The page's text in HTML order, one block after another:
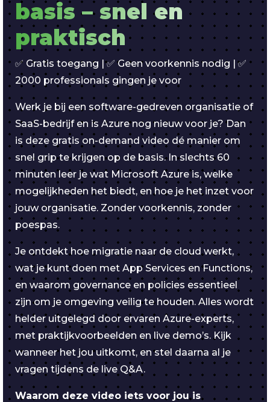
basis – snel en
praktisch
✅ Gratis toegang | ✅ Geen voorkennis nodig | ✅
2000 professionals gingen je voor
Werk je bij een software-gedreven organisatie of
SaaS-bedrijf en is Azure nog nieuw voor je? Dan
is deze gratis on-demand video dé manier om
snel grip te krijgen op de basis. In slechts 60
minuten leer je wat Microsoft Azure is, welke
mogelijkheden het biedt, en hoe je het inzet voor
jouw organisatie. Zonder voorkennis, zonder
poespas.
Je ontdekt hoe migratie naar de cloud werkt,
wat je kunt doen met App Services en Functions,
en waarom governance en policies essentieel
zijn om je omgeving veilig te houden. Alles wordt
helder uitgelegd door ervaren Azure-experts,
met praktijkvoorbeelden en live demo’s. Kijk
wanneer het jou uitkomt, en stel daarna al je
vragen tijdens de live Q&A.
Waarom deze video iets voor jou is